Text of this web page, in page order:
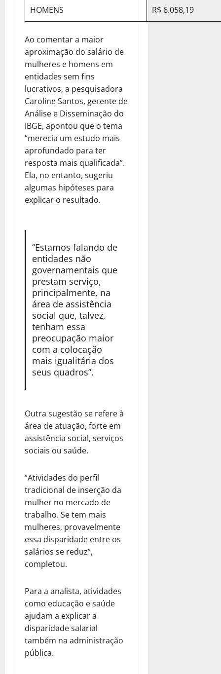
HOMENS R$ 6.058,19
Ao comentar a maior
aproximação do salário de
mulheres e homens em
entidades sem fins
lucrativos, a pesquisadora
Caroline Santos, gerente de
Análise e Disseminação do
IBGE, apontou que o tema
“merecia um estudo mais
aprofundado para ter
resposta mais qualificada”.
Ela, no entanto, sugeriu
algumas hipóteses para
explicar o resultado.
“Estamos falando de
entidades não
governamentais que
prestam serviço,
principalmente, na
área de assistência
social que, talvez,
tenham essa
preocupação maior
com a colocação
mais igualitária dos
seus quadros”.
Outra sugestão se refere à
área de atuação, forte em
assistência social, serviços
sociais ou saúde.
“Atividades do perfil
tradicional de inserção da
mulher no mercado de
trabalho. Se tem mais
mulheres, provavelmente
essa disparidade entre os
salários se reduz”,
completou.
Para a analista, atividades
como educação e saúde
ajudam a explicar a
disparidade salarial
também na administração
pública.